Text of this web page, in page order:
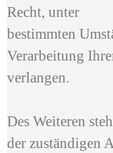
Recht, unter
bestimmten
Verarbeitung
verlangen.
Des Weiteren
der zuständigen